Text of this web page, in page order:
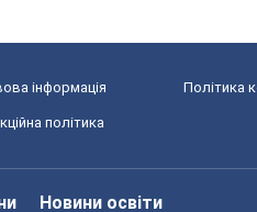
інформація Політика
політика
Новини освіти